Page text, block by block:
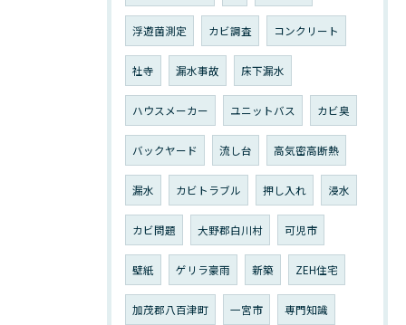
浮遊菌測定 カビ調査 コンクリート
社寺 漏水事故 床下漏水
ハウスメーカー ユニットバス カビ臭
バックヤード 流し台 高気密高断熱
漏水 カビトラブル 押し入れ 浸水
カビ問題 大野郡白川村 可児市
壁紙 ゲリラ豪雨 新築 ZEH住宅
加茂郡八百津町 一宮市 専門知識